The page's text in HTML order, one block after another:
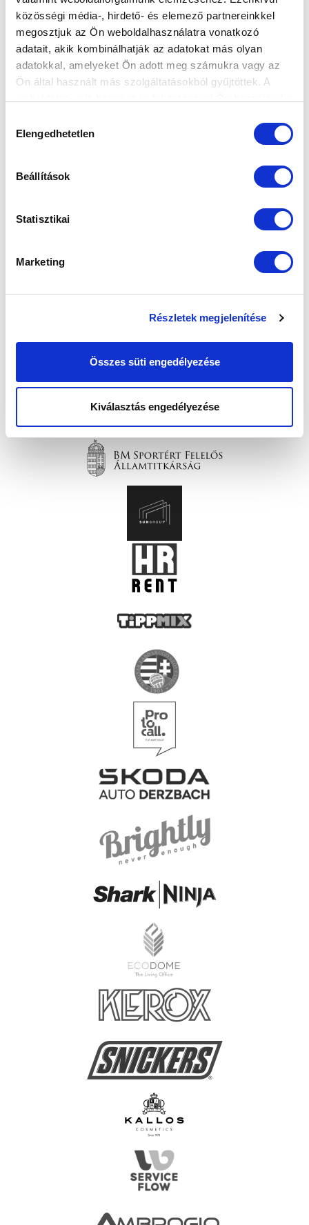
közösségi média-, hirdető- és elemező partnereinkkel
megosztjuk az Ön weboldalhasználatra vonatkozó
adatait, akik kombinálhatják az adatokat más olyan
adatokkal, amelyeket Ön adott meg számukra vagy az
Ön által használt más szolgáltatásokból gyűjtöttek. A
kiválasztása
Elengedhetetlen
Beállítások
Statisztikai
Marketing
Részletek megjelenítése
Összes süti engedélyezése
Kiválasztás engedélyezése
Elfogadom azAdatvédelmi tájékoztatót!
FELIRATKOZOM